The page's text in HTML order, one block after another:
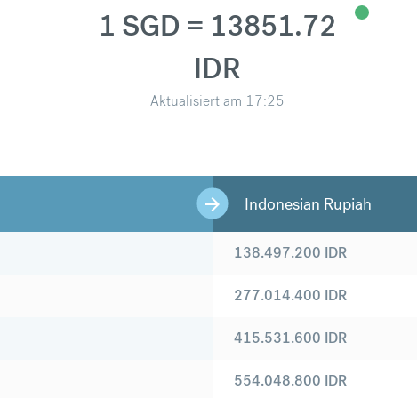
1 SGD = 13851.72
IDR
Aktualisiert am 17:25
Indonesian Rupiah
138.497.200 IDR
277.014.400 IDR
415.531.600 IDR
554.048.800 IDR